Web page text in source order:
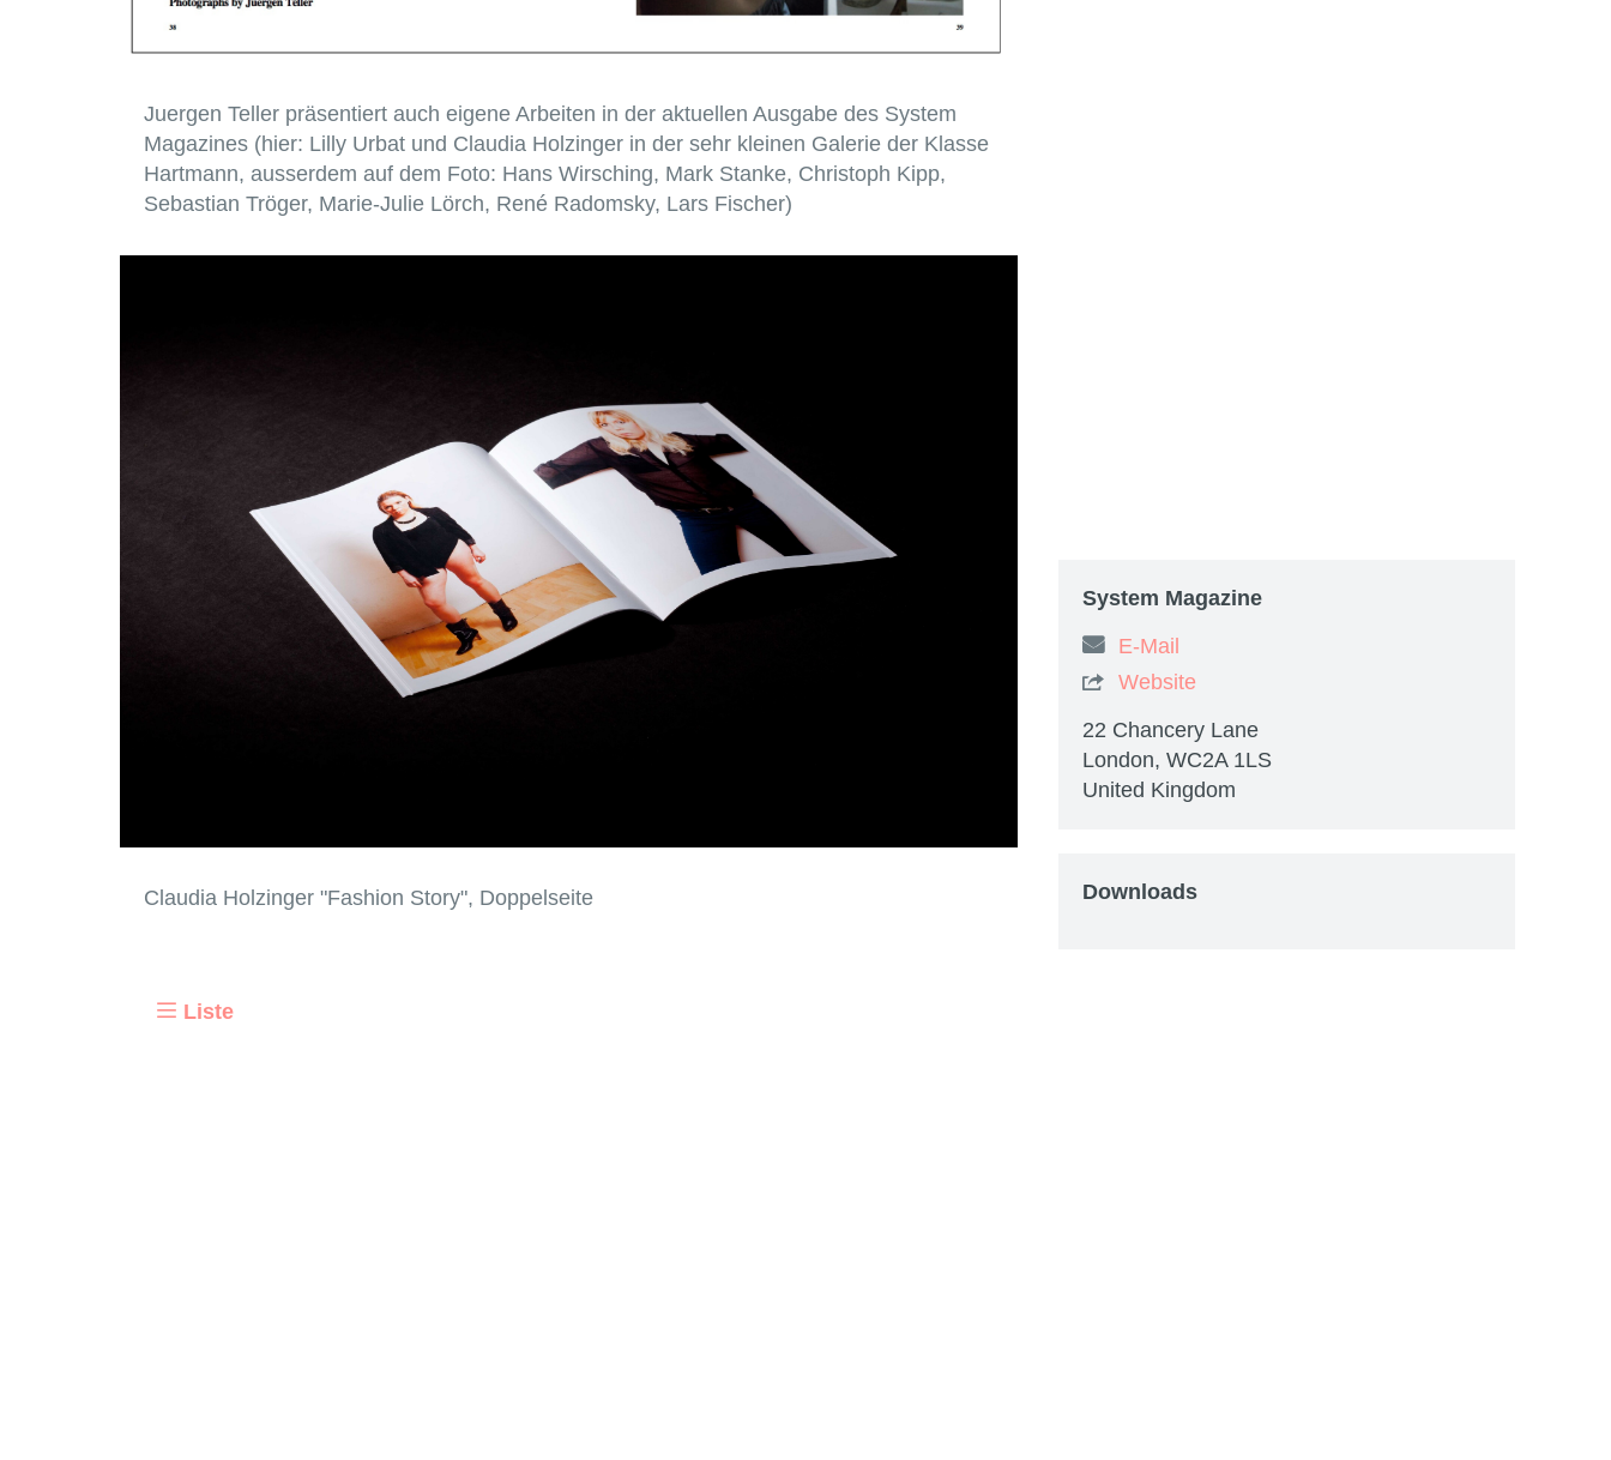
Juergen Teller präsentiert auch eigene Arbeiten in der aktuellen Ausgabe des System
Magazines (hier: Lilly Urbat und Claudia Holzinger in der sehr kleinen Galerie der Klasse
Hartmann, ausserdem auf dem Foto: Hans Wirsching, Mark Stanke, Christoph Kipp,
Sebastian Tröger, Marie-Julie Lörch, René Radomsky, Lars Fischer)
Claudia Holzinger "Fashion Story", Doppelseite
System Magazine
E-Mail

Website
22 Chancery Lane
London, WC2A 1LS
United Kingdom
Downloads
Liste